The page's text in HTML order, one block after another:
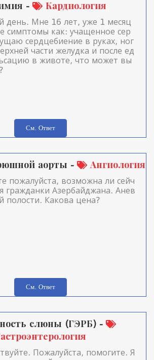
- Кардиология
день. Мне 16 лет, уже 1 месяц
симптомы как: учащенное сер
сердцебиение в руках, ног
части желудка и после ед
в животе, что может вы
См. Ответ
аорты - Ангиология
пожалуйста, возможна ли сейч
гражданки Азербайджана. Анев
Какова цена?
См. Ответ
слюны (ГЭРБ) -
Пожалуйста, помогите. Я